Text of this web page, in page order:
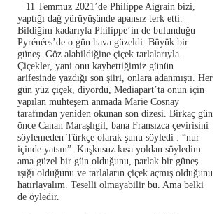
11 Temmuz 2021’de Philippe Aigrain bizi,
yaptığı dağ yürüyüşünde apansız terk etti.
Bildiğim kadarıyla Philippe’in de bulunduğu
Pyrénées’de o gün hava güzeldi. Büyük bir
güneş. Göz alabildiğine çiçek tarlalarıyla.
Çiçekler, yani onu kaybettiğimiz günün
arifesinde yazdığı son şiiri, onlara adanmıştı. Her
gün yüz çiçek, diyordu, Mediapart’ta onun için
yapılan muhteşem anmada Marie Cosnay
tarafından yeniden okunan son dizesi. Birkaç gün
önce Canan Maraşlıgil, bana Fransızca çevirisini
söylemeden Türkçe olarak şunu söyledi : “nur
içinde yatsın”. Kuşkusuz kısa yoldan söyledim
ama güzel bir gün olduğunu, parlak bir güneş
ışığı olduğunu ve tarlaların çiçek açmış olduğunu
hatırlayalım. Teselli olmayabilir bu. Ama belki
de öyledir.